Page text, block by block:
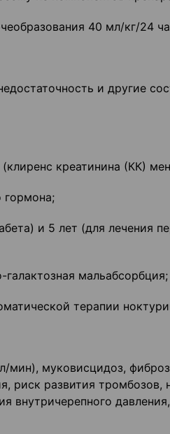
40 мл/кг/24
и другие
креатинина (КК)
гормона;
и 5 лет (для лечения
мальабсорбция;
терапии
мин), муковисцидоз,
риск развития
внутричерепного